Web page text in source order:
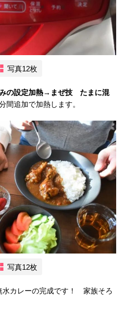
写真12枚
の設定加熱→まぜ技 たまに混
間追加で加熱します。
写真12枚
水カレーの完成です！ 家族そろ